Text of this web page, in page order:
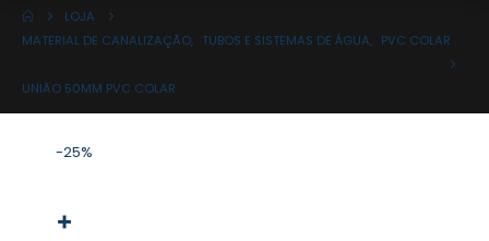
LOJA
MATERIAL DE CANALIZAÇÃO, TUBOS E SISTEMAS DE ÁGUA, PVC COLAR
UNIÃO 50MM PVC COLAR
-25%